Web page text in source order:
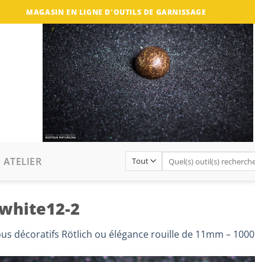
MAGASIN EN LIGNE D'OUTILS DE GARNISSAGE
ATELIER
Recherche
pour :
2
décoratifs Rötlich ou élégance rouille de 11mm – 1000